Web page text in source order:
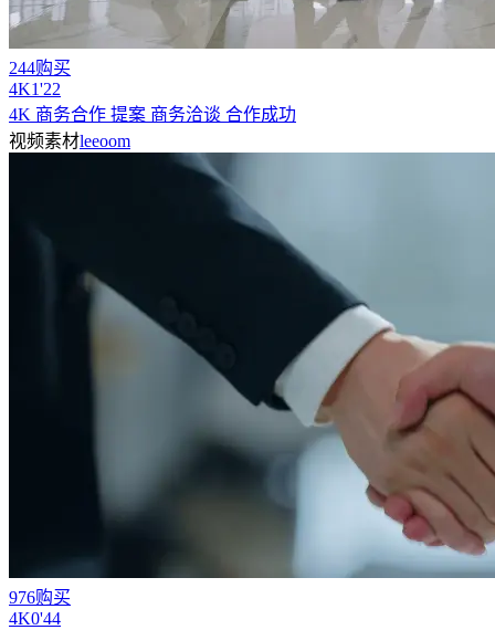
244购买
4K1'22
4K 商务合作 提案 商务洽谈 合作成功
视频素材leeoom
976购买
4K0'44